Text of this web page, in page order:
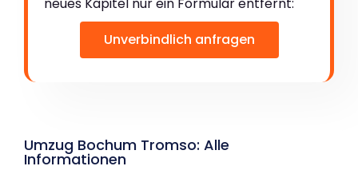
Unverbindlich anfragen
Umzug Bochum Tromso: Alle
Informationen